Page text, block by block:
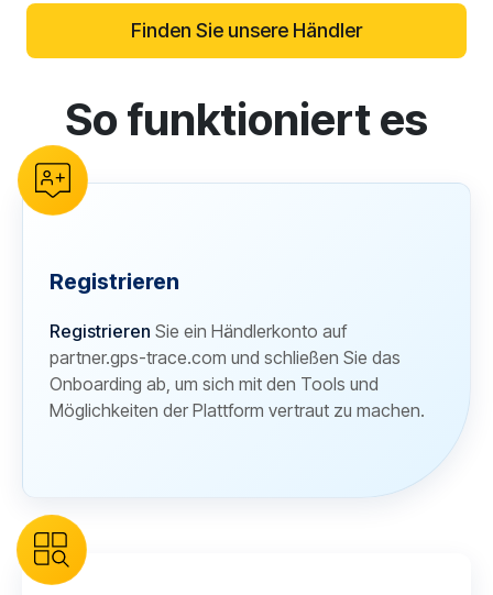
Finden Sie unsere Händler
reCAPTCHA verification
So funktioniert es
Registrieren
Registrieren Sie ein Händlerkonto auf
partner.gps-trace.com und schließen Sie das
Onboarding ab, um sich mit den Tools und
Möglichkeiten der Plattform vertraut zu machen.